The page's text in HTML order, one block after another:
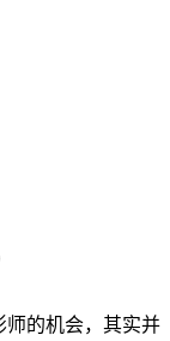
师的机会，其实并